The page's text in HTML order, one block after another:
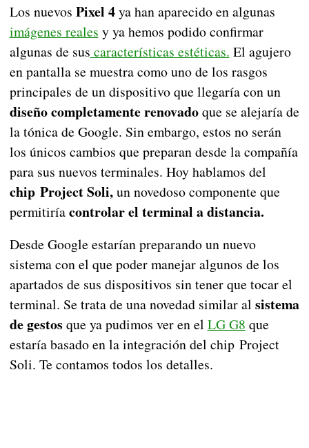
Los nuevos Pixel 4ya han aparecido en algunas
imágenes reales y ya hemos podido confirmar
algunas de sus características estéticas. El agujero
en pantalla se muestra como uno de los rasgos
principales de un dispositivo que llegaría con un
diseño completamente renovadoque se alejaría de
la tónica de Google. Sin embargo, estos no serán
los únicos cambios que preparan desde la compañía
para sus nuevos terminales. Hoy hablamos del
chip Project Soli,un novedoso componente que
permitiríacontrolar el terminal a distancia.
Desde Google estarían preparando un nuevo
sistema con el que poder manejar algunos de los
apartados de sus dispositivos sin tener que tocar el
terminal. Se trata de una novedad similar al sistema
de gestos que ya pudimos ver en el LG G8 que
estaría basado en la integración del chip Project
Soli. Te contamos todos los detalles.